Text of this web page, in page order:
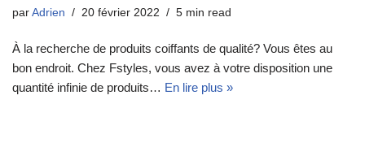
par Adrien 20 février 2022 5 min read
À la recherche de produits coiffants de qualité? Vous êtes au
bon endroit. Chez Fstyles, vous avez à votre disposition une
quantité infinie de produits… En lire plus »